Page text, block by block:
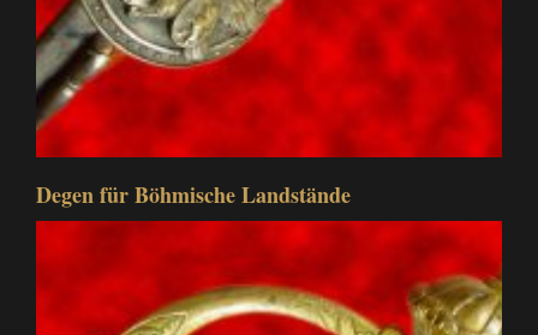
Degen für Böhmische Landstände